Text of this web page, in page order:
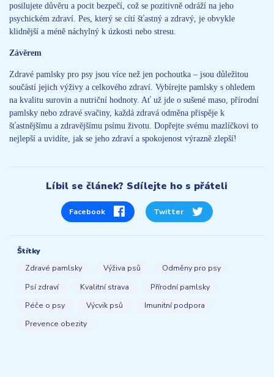
posilujete důvěru a pocit bezpečí, což se pozitivně odráží na jeho
psychickém zdraví. Pes, který se cítí šťastný a zdravý, je obvykle
klidnější a méně náchylný k úzkosti nebo stresu.
Závěrem
Zdravé pamlsky pro psy jsou více než jen pochoutka – jsou důležitou
součástí jejich výživy a celkového zdraví. Vybírejte pamlsky s ohledem
na kvalitu surovin a nutriční hodnoty. Ať už jde o sušené maso, přírodní
pamlsky nebo zdravé svačiny, každá zdravá odměna přispěje k
šťastnějšímu a zdravějšímu psímu životu. Dopřejte svému mazlíčkovi to
nejlepší a uvidíte, jak se jeho zdraví a spokojenost výrazně zlepší!
Líbil se článek? Sdílejte ho s přáteli
Facebook Twitter
Štítky
Zdravé pamlsky
Výživa psů
Odměny pro psy
Psí zdraví
Kvalitní strava
Přírodní pamlsky
Péče o psy
Výcvik psů
Imunitní podpora
Prevence obezity